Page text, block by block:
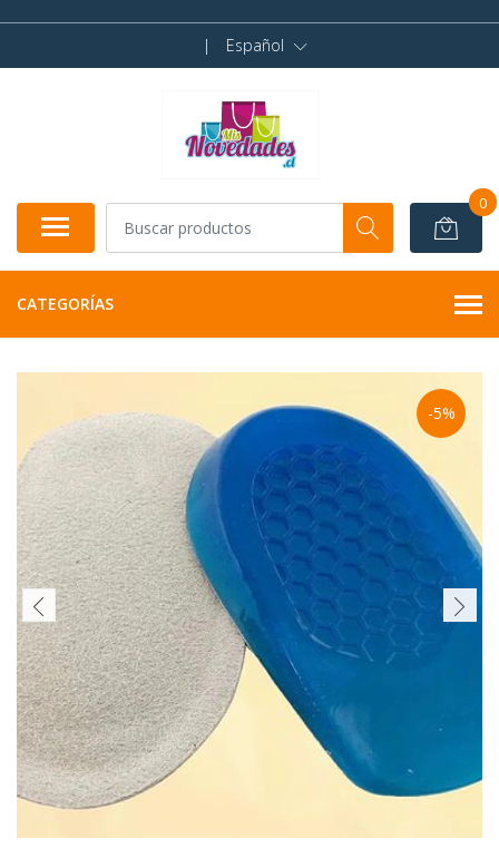
| Español
0
CATEGORÍAS
-5%